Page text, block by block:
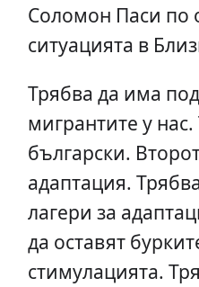
Соломон Паси по
ситуацията в
Трябва да има
мигрантите у
български.
адаптация.
лагери за
да оставят
стимулацията.